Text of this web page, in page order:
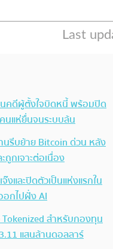
นคดีผู้ตั้งใจบิดหนี้ พร้อมปิด
นแห่ยื่นจนระบบล้น
นรีบย้าย Bitcoin ด่วน หลัง
ถูกเจาะต่อเนื่อง
งและปิดตัวเป็นแห่งแรกใน
อกไปฝั่ง AI
Tokenized สำหรับกองทุน
แสนล้านดอลลาร์